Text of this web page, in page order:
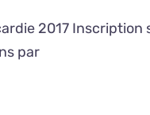
2017
par